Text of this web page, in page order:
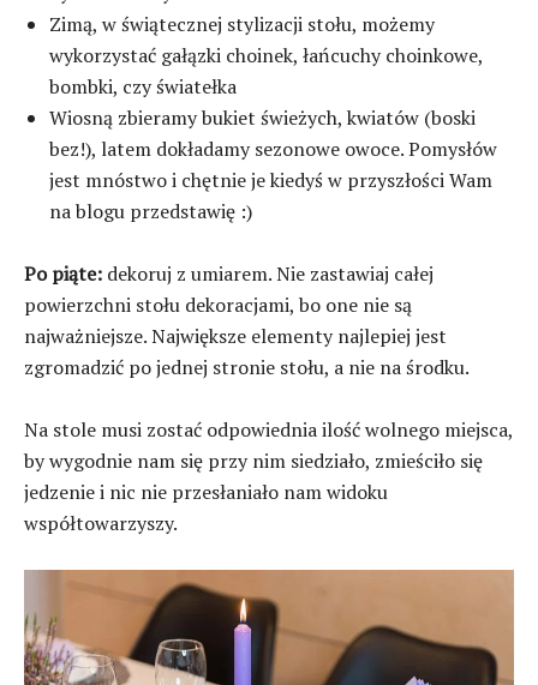
Zimą, w świątecznej stylizacji stołu, możemy
wykorzystać gałązki choinek, łańcuchy choinkowe,
bombki, czy światełka
Wiosną zbieramy bukiet świeżych, kwiatów (boski
bez!), latem dokładamy sezonowe owoce. Pomysłów
jest mnóstwo i chętnie je kiedyś w przyszłości Wam
na blogu przedstawię :)
Po piąte: dekoruj z umiarem. Nie zastawiaj całej
powierzchni stołu dekoracjami, bo one nie są
najważniejsze. Największe elementy najlepiej jest
zgromadzić po jednej stronie stołu, a nie na środku.
Na stole musi zostać odpowiednia ilość wolnego miejsca,
by wygodnie nam się przy nim siedziało, zmieściło się
jedzenie i nic nie przesłaniało nam widoku
współtowarzyszy.